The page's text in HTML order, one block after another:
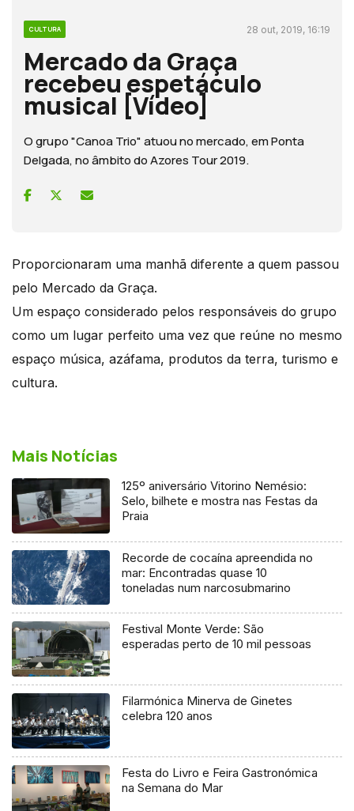
CULTURA 28 out, 2019, 16:19
Mercado da Graça
recebeu espetáculo
musical [Vídeo]
O grupo "Canoa Trio" atuou no mercado, em Ponta
Delgada, no âmbito do Azores Tour 2019.
Proporcionaram uma manhã diferente a quem passou
pelo Mercado da Graça.
Um espaço considerado pelos responsáveis do grupo
como um lugar perfeito uma vez que reúne no mesmo
espaço música, azáfama, produtos da terra, turismo e
cultura.
Mais Notícias
125º aniversário Vitorino Nemésio:
Selo, bilhete e mostra nas Festas da
Praia
Recorde de cocaína apreendida no
mar: Encontradas quase 10
toneladas num narcosubmarino
Festival Monte Verde: São
esperadas perto de 10 mil pessoas
Filarmónica Minerva de Ginetes
celebra 120 anos
Festa do Livro e Feira Gastronómica
na Semana do Mar